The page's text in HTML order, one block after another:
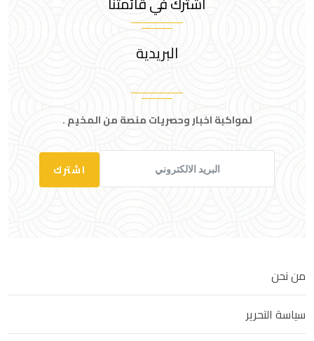
البريدية
لمواكبة اخبار وحصريات منصة من المخيم .
اشترك
من نحن
سياسة التحرير